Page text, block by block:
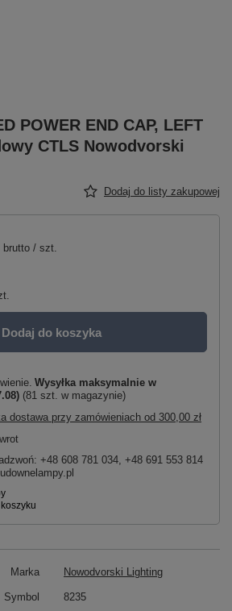
POWER END CAP, LEFT
CTLS Nowodvorski
Dodaj do listy zakupowej
brutto / szt.
Dodaj do koszyka
Wysyłka maksymalnie w
(81 szt. w magazynie)
dostawa przy zamówieniach od 300,00 zł
+48 608 781 034, +48 691 553 814
Marka Nowodvorski Lighting
Symbol 8235